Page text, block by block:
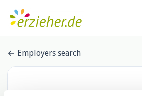
Employers search